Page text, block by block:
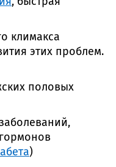
климакса
этих проблем.
половых
)